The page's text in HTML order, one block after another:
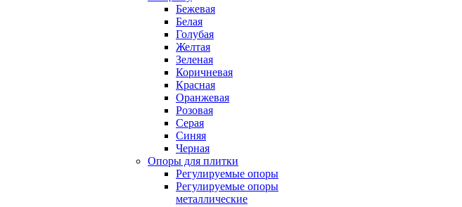
Бежевая
Белая
Голубая
Желтая
Зеленая
Коричневая
Красная
Оранжевая
Розовая
Серая
Синяя
Черная
Опоры для плитки
Регулируемые опоры
Регулируемые опоры
металлические